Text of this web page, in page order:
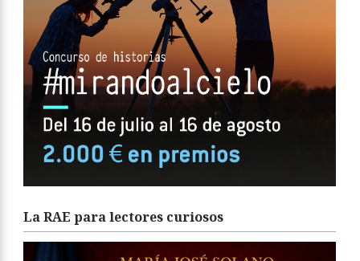
La RAE para lectores curiosos